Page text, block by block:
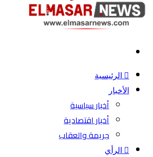
الرئيسية
الأخبار
أخبار سياسية
أخبار اقتصادية
جريمة والعقاب
الرأي